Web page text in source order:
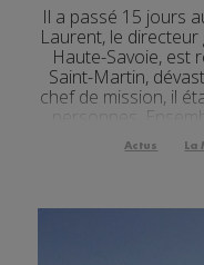
Il a passé 15 jours
Laurent, le
Haute-Savoie, est
Saint-Martin,
chef de mission, il
personnes.
des vivres aux
Actus